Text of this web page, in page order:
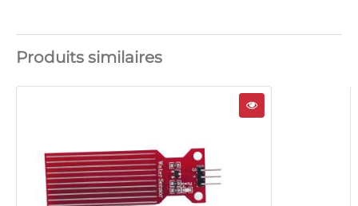
Produits similaires